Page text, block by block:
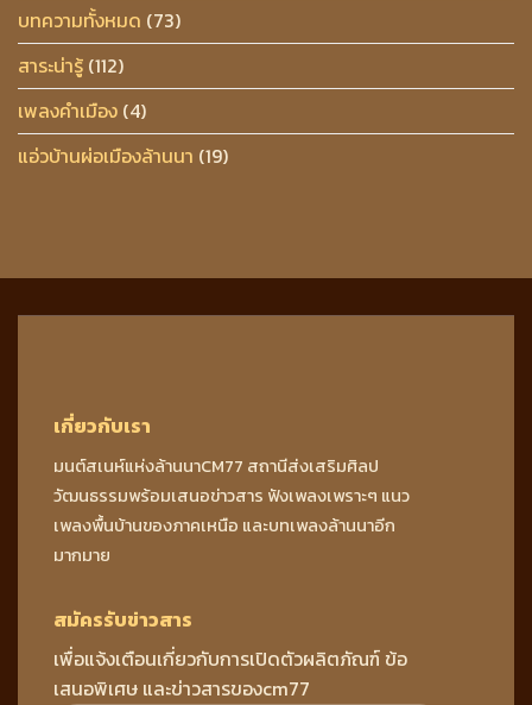
บทความทั้งหมด (73)
สาระน่ารู้ (112)
เพลงคำเมือง (4)
แอ่วบ้านผ่อเมืองล้านนา (19)
เกี่ยวกับเรา
มนต์สเนห์แห่งล้านนาCM77 สถานีส่งเสริมศิลป
วัฒนธรรมพร้อมเสนอข่าวสาร ฟังเพลงเพราะๆ แนว
เพลงพื้นบ้านของภาคเหนือ และบทเพลงล้านนาอีก
มากมาย
สมัครรับข่าวสาร
เพื่อแจ้งเตือนเกี่ยวกับการเปิดตัวผลิตภัณฑ์ ข้อ
เสนอพิเศษ และข่าวสารของcm77